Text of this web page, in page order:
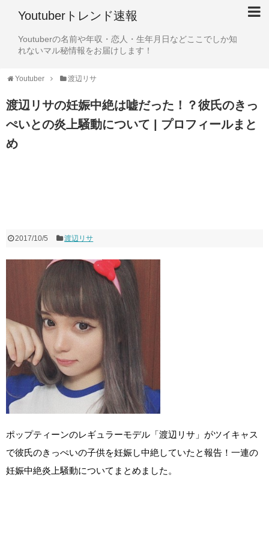
Youtuberトレンド速報
Youtuberの名前や年収・恋人・生年月日などここでしか知
れないマル秘情報をお届けします！
Youtuber 渡辺リサ
渡辺リサの妊娠中絶は嘘だった！？彼氏のきっ
ぺいとの炎上騒動について | プロフィールまと
め
2017/10/5 渡辺リサ
ポップティーンのレギュラーモデル「渡辺リサ」がツイキャス
で彼氏のきっぺいの子供を妊娠し中絶していたと報告！一連の
妊娠中絶炎上騒動についてまとめました。